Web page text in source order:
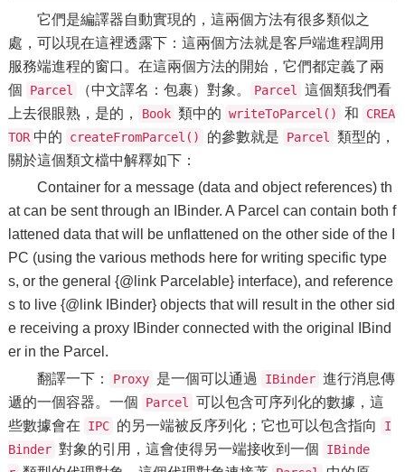
它們是編譯器自動實現的，這兩個方法有很多類似之
處，可以現在這裡透露下：這兩個方法就是客戶端進程調用
服務端進程的窗口。在這兩個方法的開始，它們都定義了兩
個
Parcel （中文譯名：包裹）對象。 Parcel
這個類我們看
上去很眼熟，是的，
Book 類中的 writeToParcel() 和
CREA
TOR 中的 createFromParcel() 的參數就是 Parcel
類型的，
關於這個類文檔中解釋如下：
Container for a message (data and object references) th
at can be sent through an IBinder. A Parcel can contain both f
lattened data that will be unflattened on the other side of the I
PC (using the various methods here for writing specific type
s, or the general {@link Parcelable} interface), and reference
s to live {@link IBinder} objects that will result in the other sid
e receiving a proxy IBinder connected with the original IBind
er in the Parcel.
翻譯一下：
Proxy 是一個可以通過 IBinder 進行消息傳
遞的一個容器。一個
Parcel
可以包含可序列化的數據，這
些數據會在
IPC 的另一端被反序列化；它也可以包含指向
I
Binder 對象的引用，這會使得另一端接收到一個
IBinde